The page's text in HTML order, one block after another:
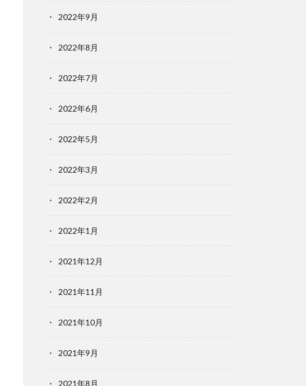
2022年9月
2022年8月
2022年7月
2022年6月
2022年5月
2022年3月
2022年2月
2022年1月
2021年12月
2021年11月
2021年10月
2021年9月
2021年8月